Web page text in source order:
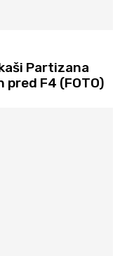
Partizana
F4 (FOTO)